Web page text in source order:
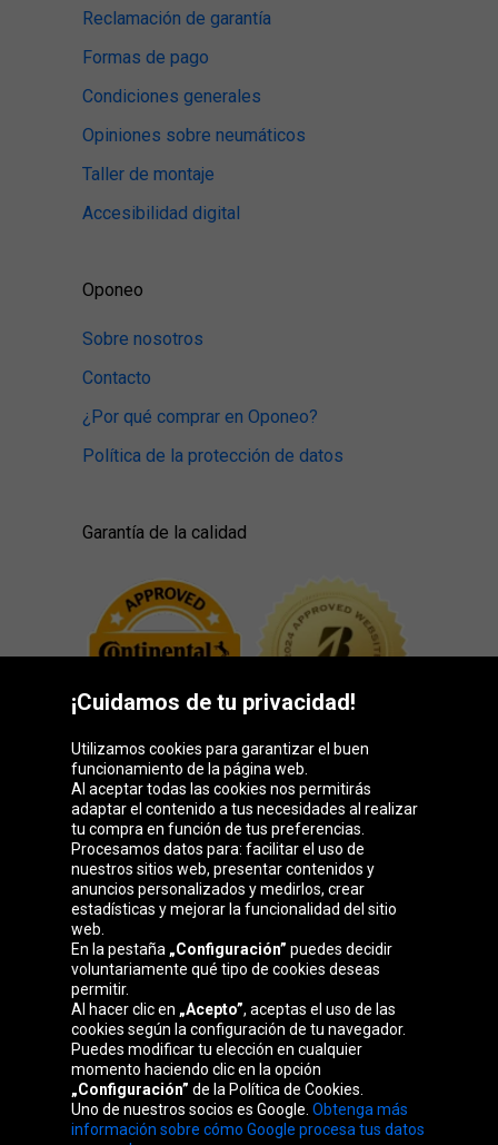
Reclamación de garantía
Formas de pago
Condiciones generales
Opiniones sobre neumáticos
Taller de montaje
Accesibilidad digital
Oponeo
Sobre nosotros
Contacto
¿Por qué comprar en Oponeo?
Política de la protección de datos
Garantía de la calidad
Grupo Oponeo
Belgique
republika
France Italia Magyarország Nederland
Österreich Polska
Slovenská
republika
United
Kingdom
¡Cuidamos de tu privacidad!
Utilizamos cookies para garantizar el buen
funcionamiento de la página web.
Al aceptar todas las cookies nos permitirás
adaptar el contenido a tus necesidades al realizar
tu compra en función de tus preferencias.
Procesamos datos para: facilitar el uso de
nuestros sitios web, presentar contenidos y
anuncios personalizados y medirlos, crear
estadísticas y mejorar la funcionalidad del sitio
web.
En la pestaña „Configuración” puedes decidir
voluntariamente qué tipo de cookies deseas
permitir.
Al hacer clic en „Acepto”, aceptas el uso de las
cookies según la configuración de tu navegador.
Puedes modificar tu elección en cualquier
momento haciendo clic en la opción
„Configuración” de la Política de Cookies.
Uno de nuestros socios es Google. Obtenga más
información sobre cómo Google procesa tus datos